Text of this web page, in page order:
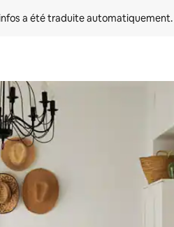
a été traduite automatiquement.